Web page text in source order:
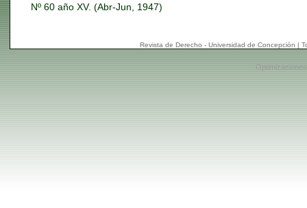
Nº 60 año XV. (Abr-Jun, 1947)
Revista de Derecho - Universidad de Concepción |